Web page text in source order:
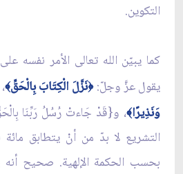
التكوين.
كما يبيّن الله تعالى الأمر نفسه
يقول عزَّ وجلّ:﴿نَزَّلَ الْكِتَابَ بِالْحَقِّ﴾
وَنَذِيرًا﴾، و{قَدْ جَاءتْ رُسُلُ رَبِّنَا
التشريع لا بدّ من أنْ يتطابق مائة
بحسب الحكمة الإلهية. صحيح أنه